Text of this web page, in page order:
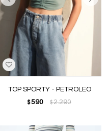
TOP SPORTY - PETROLEO
$590 $2.290